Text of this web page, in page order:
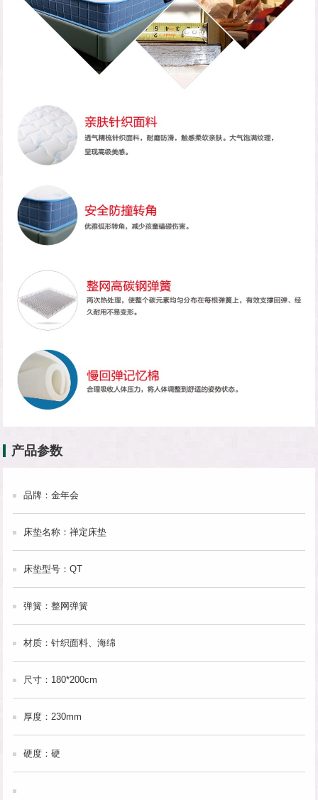
产品参数
品牌：金年会
床垫名称：禅定床垫
床垫型号：QT
弹簧：整网弹簧
材质：针织面料、海绵
尺寸：180*200cm
厚度：230mm
硬度：硬